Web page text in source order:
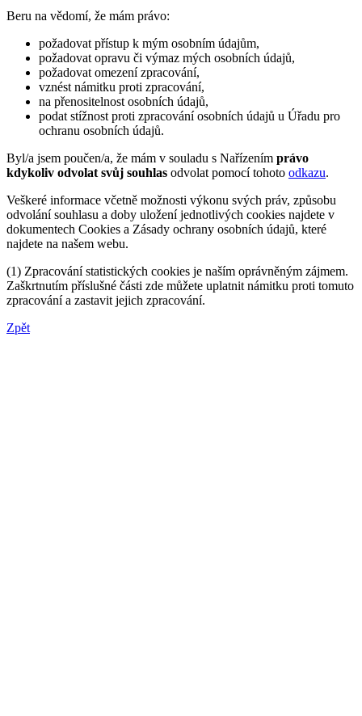
Beru na vědomí, že mám právo:
požadovat přístup k mým osobním údajům,
požadovat opravu či výmaz mých osobních údajů,
požadovat omezení zpracování,
vznést námitku proti zpracování,
na přenositelnost osobních údajů,
podat stížnost proti zpracování osobních údajů u Úřadu pro
ochranu osobních údajů.
Byl/a jsem poučen/a, že mám v souladu s Nařízením právo
kdykoliv odvolat svůj souhlas odvolat pomocí tohoto odkazu.
Veškeré informace včetně možnosti výkonu svých práv, způsobu
odvolání souhlasu a doby uložení jednotlivých cookies najdete v
dokumentech Cookies a Zásady ochrany osobních údajů, které
najdete na našem webu.
(1) Zpracování statistických cookies je naším oprávněným zájmem.
Zaškrtnutím příslušné části zde můžete uplatnit námitku proti tomuto
zpracování a zastavit jejich zpracování.
Zpět